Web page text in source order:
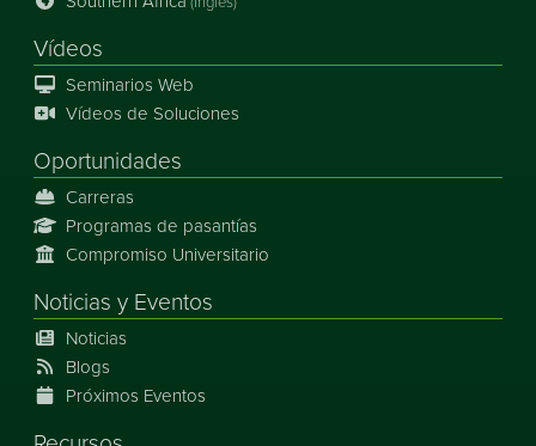
Vídeos
Seminarios Web
Vídeos de Soluciones
Oportunidades
Carreras
Programas de pasantías
Compromiso Universitario
Noticias y Eventos
Noticias
Blogs
Próximos Eventos